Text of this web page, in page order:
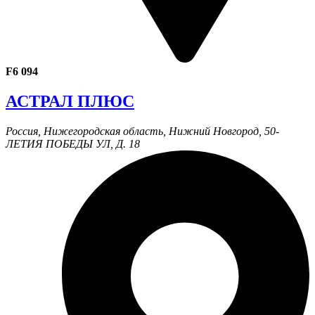
F6 094
АСТРАЛ ПЛЮС
Россия, Нижегородская область, Нижний Новгород, 50-
ЛЕТИЯ ПОБЕДЫ УЛ, Д. 18